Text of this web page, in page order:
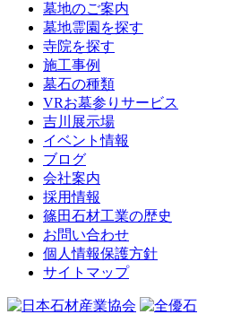
墓地のご案内
墓地霊園を探す
寺院を探す
施工事例
墓石の種類
VRお墓参りサービス
吉川展示場
イベント情報
ブログ
会社案内
採用情報
篠田石材工業の歴史
お問い合わせ
個人情報保護方針
サイトマップ